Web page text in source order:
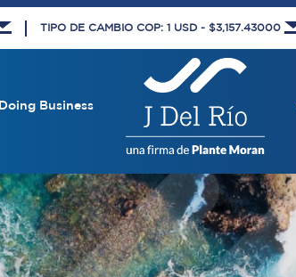
TIPO DE CAMBIO COP: 1 USD - $3,157.43000
Doing Business